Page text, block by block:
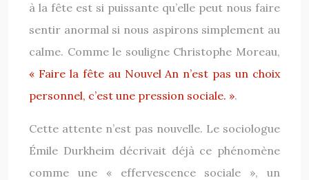
à la fête est si puissante qu’elle peut nous faire
sentir anormal si nous aspirons simplement au
calme. Comme le souligne Christophe Moreau,
« Faire la fête au Nouvel An n’est pas un choix
personnel, c’est une pression sociale. ».
Cette attente n’est pas nouvelle. Le sociologue
Émile Durkheim décrivait déjà ce phénomène
comme une « effervescence sociale », un